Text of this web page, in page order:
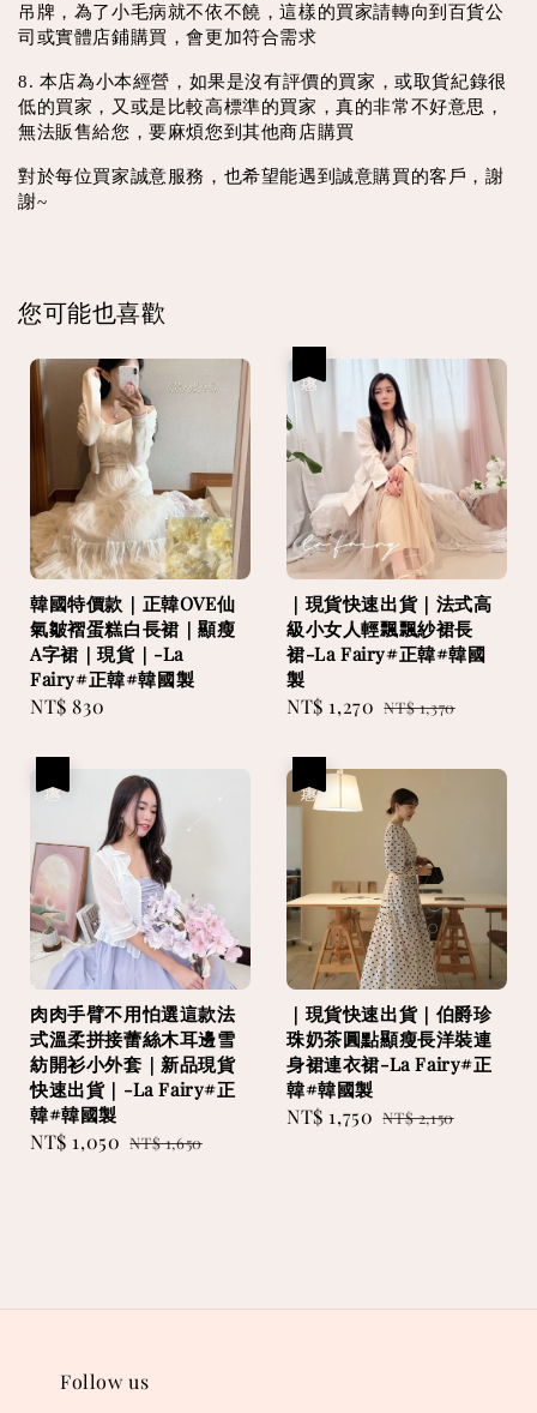
吊牌，為了小毛病就不依不饒，這樣的買家請轉向到百貨公
司或實體店鋪購買，會更加符合需求
8. 本店為小本經營，如果是沒有評價的買家，或取貨紀錄很
低的買家，又或是比較高標準的買家，真的非常不好意思，
無法販售給您，要麻煩您到其他商店購買
對於每位買家誠意服務，也希望能遇到誠意購買的客戶，謝
謝~
您可能也喜歡
韓國特價款｜正韓OVE仙
氣皺褶蛋糕白長裙｜顯瘦
A字裙｜現貨｜-La
Fairy#正韓#韓國製
Regular
NT$ 830
｜現貨快速出貨｜法式高
級小女人輕飄飄紗裙長
裙-La Fairy#正韓#韓國
製
Sale
NT$ 1,270 Regular
NT$ 1,370
肉肉手臂不用怕選這款法
式溫柔拼接蕾絲木耳邊雪
紡開衫小外套｜新品現貨
快速出貨｜-La Fairy#正
韓#韓國製
Sale
NT$ 1,050 Regular
NT$ 1,650
｜現貨快速出貨｜伯爵珍
珠奶茶圓點顯瘦長洋裝連
身裙連衣裙-La Fairy#正
韓#韓國製
Sale
NT$ 1,750 Regular
NT$ 2,150
Follow us